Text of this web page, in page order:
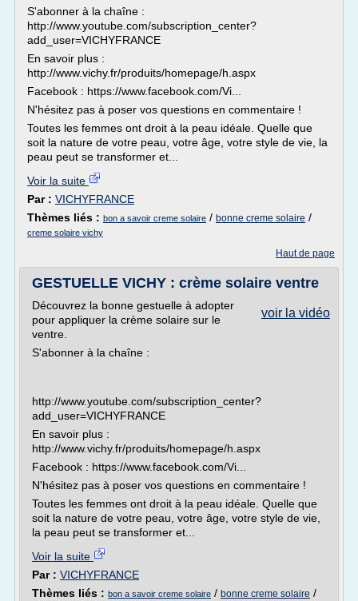
S'abonner à la chaîne :
http://www.youtube.com/subscription_center?
add_user=VICHYFRANCE
En savoir plus :
http://www.vichy.fr/produits/homepage/h.aspx
Facebook : https://www.facebook.com/Vi...
N'hésitez pas à poser vos questions en commentaire !
Toutes les femmes ont droit à la peau idéale. Quelle que
soit la nature de votre peau, votre âge, votre style de vie, la
peau peut se transformer et...
Voir la suite
Par : VICHYFRANCE
Thèmes liés : bon a savoir creme solaire / bonne creme solaire /
creme solaire vichy
Haut de page
GESTUELLE VICHY : crème solaire ventre
voir la vidéo
Découvrez la bonne gestuelle à adopter
pour appliquer la crème solaire sur le
ventre.
S'abonner à la chaîne :
http://www.youtube.com/subscription_center?
add_user=VICHYFRANCE
En savoir plus :
http://www.vichy.fr/produits/homepage/h.aspx
Facebook : https://www.facebook.com/Vi...
N'hésitez pas à poser vos questions en commentaire !
Toutes les femmes ont droit à la peau idéale. Quelle que
soit la nature de votre peau, votre âge, votre style de vie,
la peau peut se transformer et...
Voir la suite
Par : VICHYFRANCE
Thèmes liés : bon a savoir creme solaire / bonne creme solaire /